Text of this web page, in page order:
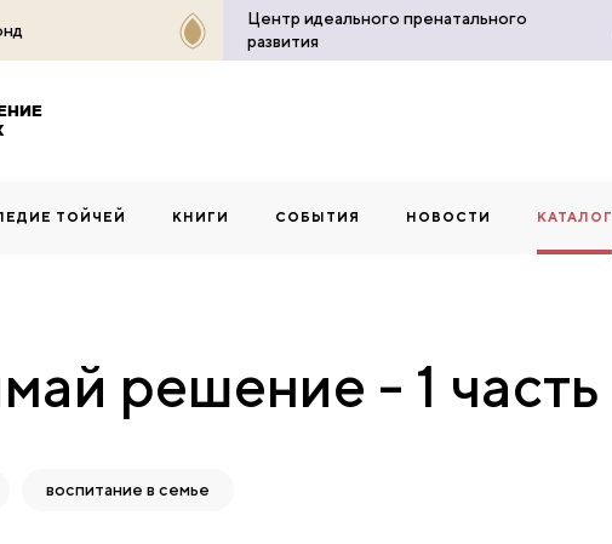
Центр идеального пренатального
развития
ТОЙЧЕЙ КНИГИ СОБЫТИЯ НОВОСТИ КАТАЛОГ
решение - 1 часть
воспитание в семье